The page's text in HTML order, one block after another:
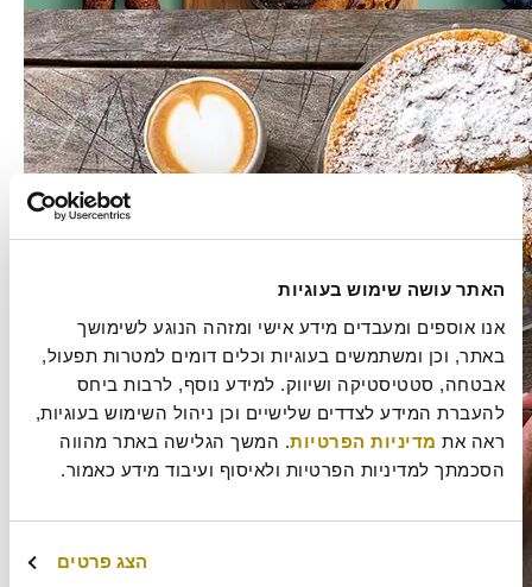
האתר עושה שימוש בעוגיות
ראה את מדיניות הפרטיות
הסכמתך למדיניות הפרטיות ולאיסוף ועיבוד מידע כאמור.
הצג פרטים